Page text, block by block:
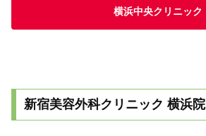
横浜中央クリニック
新宿美容外科クリニック 横浜院